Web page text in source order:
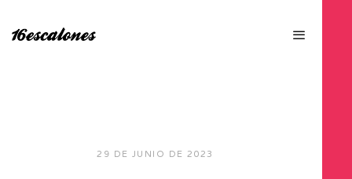
29 DE JUNIO DE 2023